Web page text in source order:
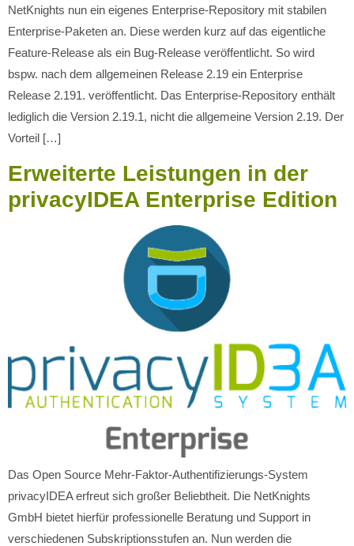
NetKnights nun ein eigenes Enterprise-Repository mit stabilen
Enterprise-Paketen an. Diese werden kurz auf das eigentliche
Feature-Release als ein Bug-Release veröffentlicht. So wird
bspw. nach dem allgemeinen Release 2.19 ein Enterprise
Release 2.191. veröffentlicht. Das Enterprise-Repository enthält
lediglich die Version 2.19.1, nicht die allgemeine Version 2.19. Der
Vorteil […]
Erweiterte Leistungen in der
privacyIDEA Enterprise Edition
Das Open Source Mehr-Faktor-Authentifizierungs-System
privacyIDEA erfreut sich großer Beliebtheit. Die NetKnights
GmbH bietet hierfür professionelle Beratung und Support in
verschiedenen Subskriptionsstufen an. Nun werden die